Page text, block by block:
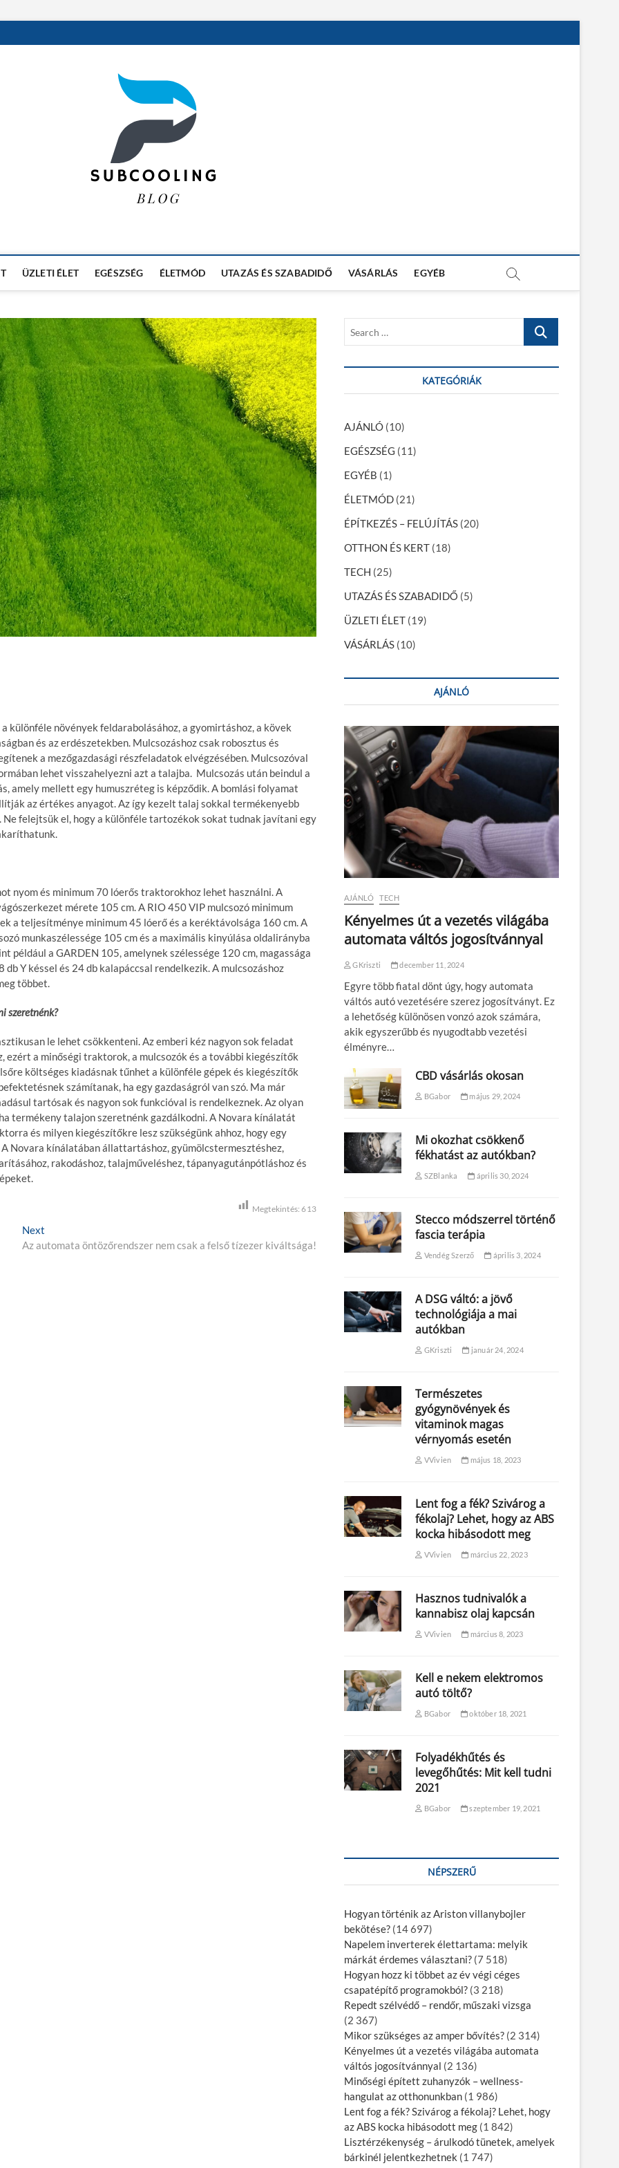
ÜZLETI ÉLET EGÉSZSÉG ÉLETMÓD UTAZÁS ÉS SZABADIDŐ VÁSÁRLÁS EGYÉB
különféle növények feldarabolásához, a gyomirtáshoz, a kövek
és az erdészetekben. Mulcsozáshoz csak robosztus és
a mezőgazdasági részfeladatok elvégzésében. Mulcsozóval
lehet visszahelyezni azt a talajba. Mulcsozás után beindul a
amely mellett egy humuszréteg is képződik. A bomlási folyamat
az értékes anyagot. Az így kezelt talaj sokkal termékenyebb
Ne felejtsük el, hogy a különféle tartozékok sokat tudnak javítani egy
nyom és minimum 70 lóerős traktorokhoz lehet használni. A
mérete 105 cm. A RIO 450 VIP mulcsozó minimum
a teljesítménye minimum 45 lóerő és a keréktávolsága 160 cm. A
munkaszélessége 105 cm és a maximális kinyúlása oldalirányba
például a GARDEN 105, amelynek szélessége 120 cm, magassága
Y késsel és 24 db kalapáccsal rendelkezik. A mulcsozáshoz
többet.
szeretnénk?
le lehet csökkenteni. Az emberi kéz nagyon sok feladat
ezért a minőségi traktorok, a mulcsozók és a további kiegészítők
költséges kiadásnak tűnhet a különféle gépek és kiegészítők
számítanak, ha egy gazdaságról van szó. Ma már
tartósak és nagyon sok funkcióval is rendelkeznek. Az olyan
termékeny talajon szeretnénk gazdálkodni. A Novara kínálatát
és milyen kiegészítőkre lesz szükségünk ahhoz, hogy egy
Novara kínálatában állattartáshoz, gyümölcstermesztéshez,
rakodáshoz, talajműveléshez, tápanyagutánpótláshoz és
Megtekintés: 613
Next
e
Az automata öntözőrendszer nem csak a felső tízezer kiváltsága!
r
KATEGÓRIÁK
AJÁNLÓ (10)
EGÉSZSÉG (11)
EGYÉB (1)
ÉLETMÓD (21)
ÉPÍTKEZÉS – FELÚJÍTÁS (20)
OTTHON ÉS KERT (18)
TECH (25)
UTAZÁS ÉS SZABADIDŐ (5)
ÜZLETI ÉLET (19)
VÁSÁRLÁS (10)
AJÁNLÓ
AJÁNLÓ TECH
Kényelmes út a vezetés világába
automata váltós jogosítvánnyal
GKriszti december 11, 2024
Egyre több fiatal dönt úgy, hogy automata
váltós autó vezetésére szerez jogosítványt. Ez
a lehetőség különösen vonzó azok számára,
akik egyszerűbb és nyugodtabb vezetési
élményre…
CBD vásárlás okosan
BGabor május 29, 2024
Mi okozhat csökkenő
fékhatást az autókban?
SZBlanka április 30, 2024
Stecco módszerrel történő
fascia terápia
Vendég Szerző április 3, 2024
A DSG váltó: a jövő
technológiája a mai
autókban
GKriszti január 24, 2024
Természetes
gyógynövények és
vitaminok magas
vérnyomás esetén
VVivien május 18, 2023
Lent fog a fék? Szivárog a
fékolaj? Lehet, hogy az ABS
kocka hibásodott meg
VVivien március 22, 2023
Hasznos tudnivalók a
kannabisz olaj kapcsán
VVivien március 8, 2023
Kell e nekem elektromos
autó töltő?
BGabor október 18, 2021
Folyadékhűtés és
levegőhűtés: Mit kell tudni
2021
BGabor szeptember 19, 2021
NÉPSZERŰ
Hogyan történik az Ariston villanybojler
bekötése? (14 697)
Napelem inverterek élettartama: melyik
márkát érdemes választani? (7 518)
Hogyan hozz ki többet az év végi céges
csapatépítő programokból? (3 218)
Repedt szélvédő – rendőr, műszaki vizsga
(2 367)
Mikor szükséges az amper bővítés? (2 314)
Kényelmes út a vezetés világába automata
váltós jogosítvánnyal (2 136)
Minőségi épített zuhanyzók – wellness-
hangulat az otthonunkban (1 986)
Lent fog a fék? Szivárog a fékolaj? Lehet, hogy
az ABS kocka hibásodott meg (1 842)
Lisztérzékenység – árulkodó tünetek, amelyek
bárkinél jelentkezhetnek (1 747)